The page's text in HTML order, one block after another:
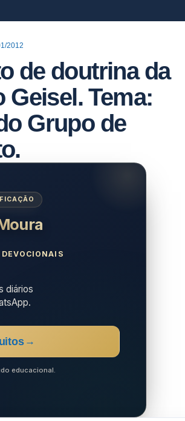
2012
de doutrina da
Tema:
Grupo de
diários
→
educacional.